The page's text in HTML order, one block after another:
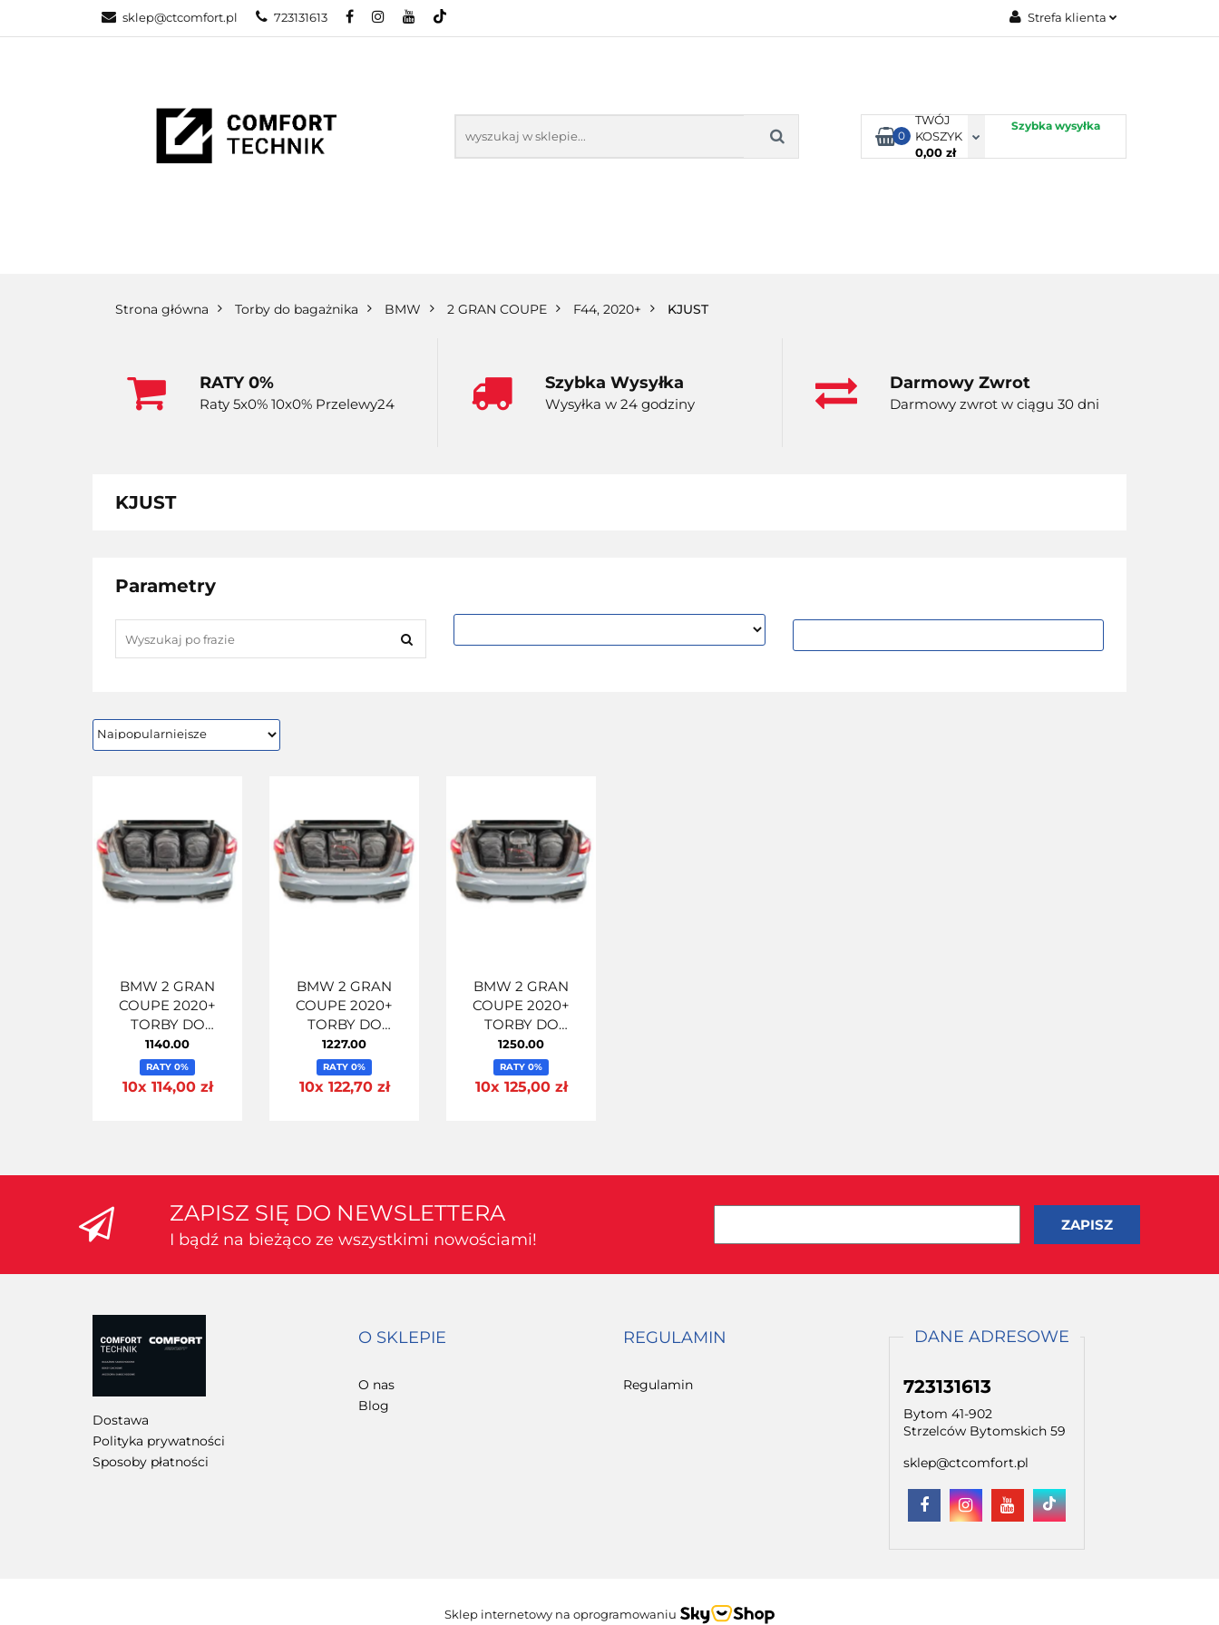
sklep@ctcomfort.pl 723131613 Strefa klienta
Dodaj zgłoszenie
0
TWÓJ
KOSZYK
0,00 zł
Szybka wysyłka
NAMIOTY DACHOWE
Strona główna Torby do bagażnika BMW 2 GRAN COUPE F44, 2020+ KJUST
RATY 0%
Raty 5x0% 10x0% Przelewy24
Szybka Wysyłka
Wysyłka w 24 godziny
Darmowy Zwrot
Darmowy zwrot w ciągu 30 dni
KJUST
Parametry
BMW 2 GRAN
COUPE 2020+
TORBY DO
BAGAŻNIKA 3 SZT
1140.00
RATY 0%
10x 114,00 zł
BMW 2 GRAN
COUPE 2020+
TORBY DO
BAGAŻNIKA 4 SZT
1227.00
RATY 0%
10x 122,70 zł
BMW 2 GRAN
COUPE 2020+
TORBY DO
BAGAŻNIKA 4 SZT
1250.00
RATY 0%
10x 125,00 zł
ZAPISZ SIĘ DO NEWSLETTERA
I bądź na bieżąco ze wszystkimi nowościami!
Dostawa
Polityka prywatności
Sposoby płatności
O SKLEPIE
O nas
Blog
REGULAMIN
Regulamin
DANE ADRESOWE
723131613
Bytom 41-902
Strzelców Bytomskich 59
sklep@ctcomfort.pl
Sklep internetowy na oprogramowaniu